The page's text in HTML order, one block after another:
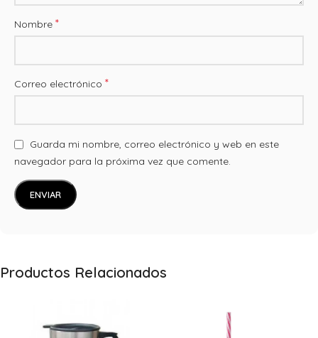
Nombre *
Correo electrónico *
Guarda mi nombre, correo electrónico y web en este
navegador para la próxima vez que comente.
Productos Relacionados